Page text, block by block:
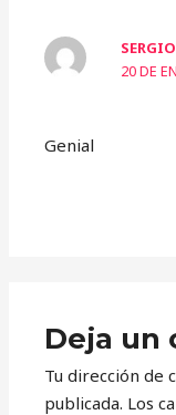
20 DE
Genial
Deja un
Tu dirección de
publicada. Los